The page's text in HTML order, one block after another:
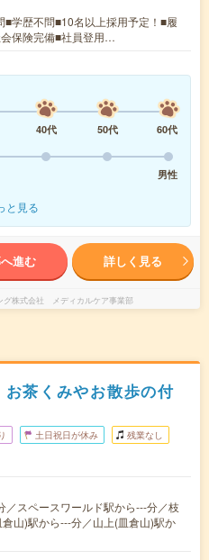
■学歴不問■10名以上採用予定！■履
保険完備■社員登用…
40代 50代
60代
男性
と見る
進む 詳しく見る
グ株式会社 メディカルケア事業部
お茶くみやお散歩の付
土日祝日が休み 残業なし
／スペースワールド駅から---分／枝
山)駅から---分／山上(皿倉山)駅か